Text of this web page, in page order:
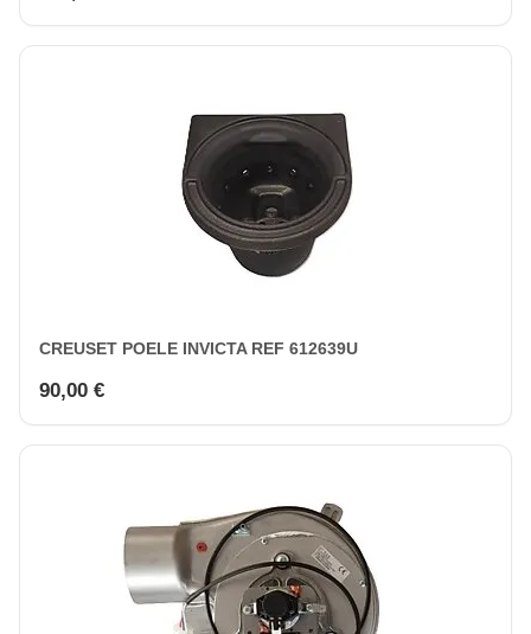
CREUSET POELE INVICTA REF 612639U
90,00 €